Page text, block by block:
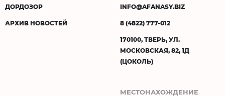
ДОРДОЗОР
АРХИВ НОВОСТЕЙ
INFO@AFANASY.BIZ
8 (4822) 777-012
170100, ТВЕРЬ, УЛ.
МОСКОВСКАЯ, 82, 1Д
(ЦОКОЛЬ)
МЕСТОНАХОЖДЕНИЕ